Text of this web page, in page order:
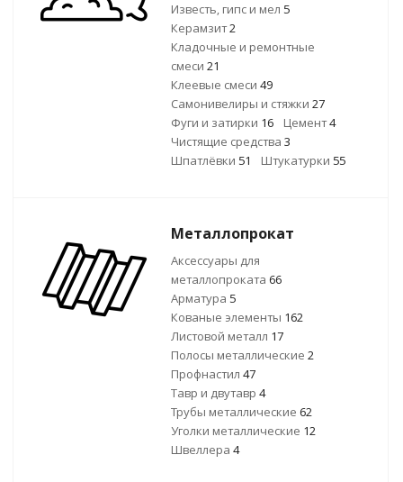
Известь, гипс и мел 5
Керамзит2
Кладочные и ремонтные
смеси 21
Клеевые смеси 49
Самонивелиры и стяжки 27
Фуги и затирки 16 Цемент4
Чистящие средства 3
Шпатлёвки 51 Штукатурки 55
Металлопрокат
Аксессуары для
металлопроката 66
Арматура 5
Кованые элементы 162
Листовой металл 17
Полосы металлические 2
Профнастил 47
Тавр и двутавр 4
Трубы металлические 62
Уголки металлические 12
Швеллера 4